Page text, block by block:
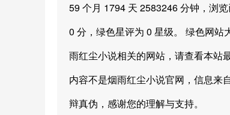
59 个月 1794 天 2583246 分钟，浏
0 分，绿色星评为 0 星级。 绿色网
雨红尘小说相关的网站，请查看本站
内容不是烟雨红尘小说官网，信息来
辩真伪，感谢您的理解与支持。